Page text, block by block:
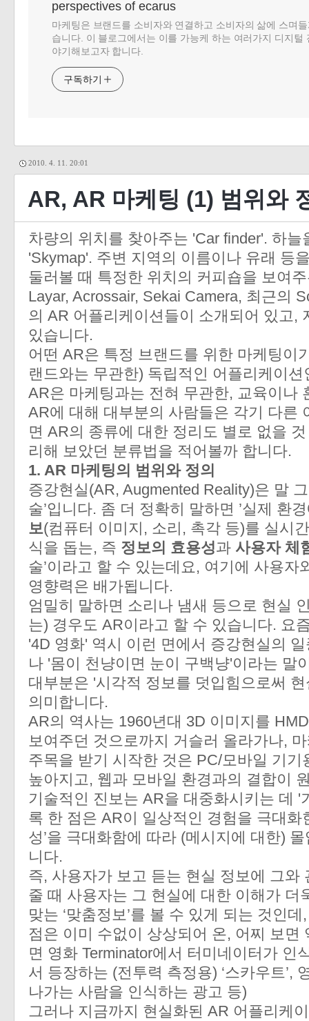
perspectives of ecarus
마케팅은 브랜드를 소비자와 연결하고 소비자의 삶에 스며
습니다. 이 블로그에서는 이를 가능케 하는 여러가지 디지털
야기해보고자 합니다.
구독하기
2010. 4. 11. 20:01
AR, AR 마케팅 (1) 범위와
차량의 위치를 찾아주는 'Car finder'. 하
'Skymap'. 주변 지역의 이름이나 유래 등
둘러볼 때 특정한 위치의 커피숍을 보여
Layar, Acrossair, Sekai Camera, 최근의
의 AR 어플리케이션들이 소개되어 있고,
있습니다.
어떤 AR은 특정 브랜드를 위한 마케팅이
랜드와는 무관한) 독립적인 어플리케이
AR은 마케팅과는 전혀 무관한, 교육이나
AR에 대해 대부분의 사람들은 각기 다른
면 AR의 종류에 대한 정리도 별로 없을
리해 보았던 분류법을 적어볼까 합니다.
1. AR 마케팅의 범위와 정의
증강현실(AR, Augmented Reality)은 말
술’입니다. 좀 더 정확히 말하면 ’실제 환
보(컴퓨터 이미지, 소리, 촉각 등)를 실시
식을 돕는, 즉 정보의 효용성과 사용자 체
술’이라고 할 수 있는데요, 여기에 사용
영향력은 배가됩니다.
엄밀히 말하면 소리나 냄새 등으로 현실
는) 경우도 AR이라고 할 수 있습니다. 요
'4D 영화' 역시 이런 면에서 증강현실의
나 '몸이 천냥이면 눈이 구백냥'이라는 말
대부분은 '시각적 정보를 덧입힘으로써
의미합니다.
AR의 역사는 1960년대 3D 이미지를
보여주던 것으로까지 거슬러 올라가나,
주목을 받기 시작한 것은 PC/모바일 기
높아지고, 웹과 모바일 환경과의 결합이
기술적인 진보는 AR을 대중화시키는 데 '
록 한 점은 AR이 일상적인 경험을 극대화
성’을 극대화함에 따라 (메시지에 대한)
니다.
즉, 사용자가 보고 듣는 현실 정보에 그와
줄 때 사용자는 그 현실에 대한 이해가 더
맞는 ‘맞춤정보’를 볼 수 있게 되는 것인
점은 이미 수없이 상상되어 온, 어찌 보면
면 영화 Terminator에서 터미네이터가 인
서 등장하는 (전투력 측정용) ‘스카우트’,
나가는 사람을 인식하는 광고 등)
그러나 지금까지 현실화된 AR 어플리케